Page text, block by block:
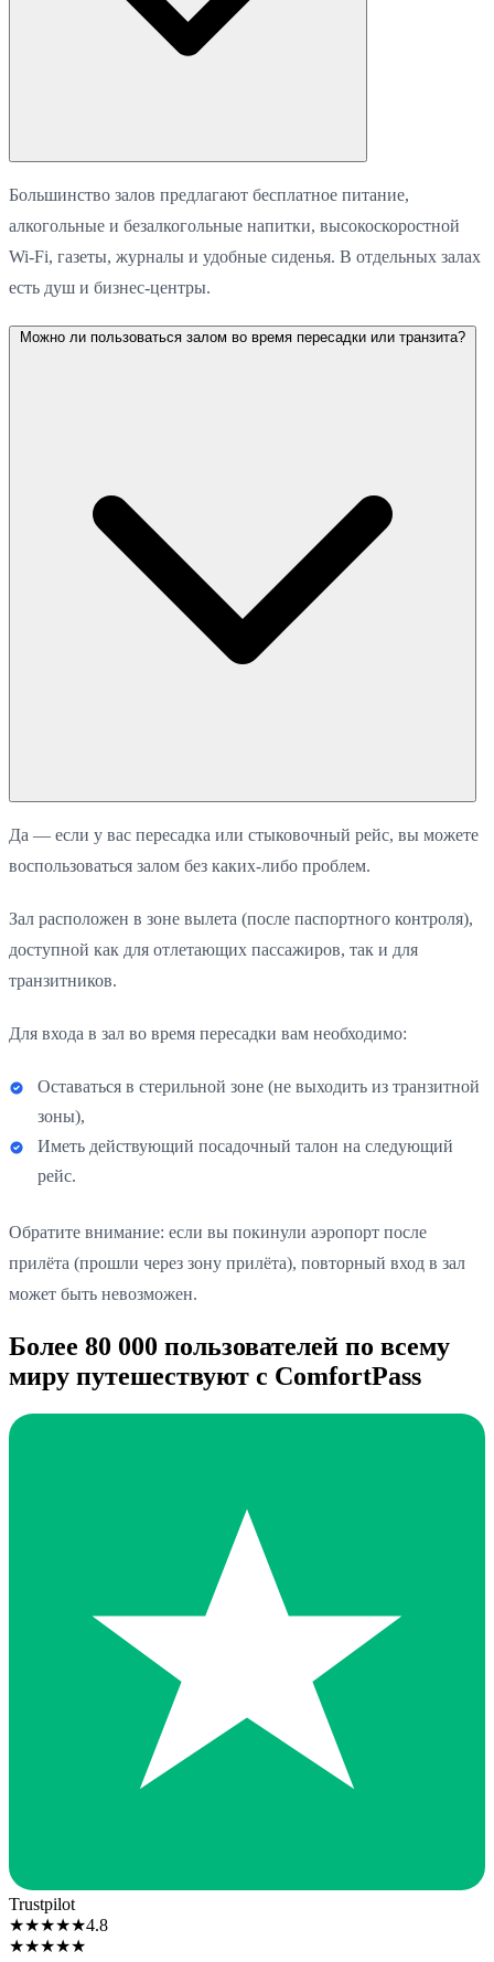
Большинство залов предлагают бесплатное питание,
алкогольные и безалкогольные напитки, высокоскоростной
Wi-Fi, газеты, журналы и удобные сиденья. В отдельных залах
есть душ и бизнес-центры.
Можно ли пользоваться залом во время пересадки или транзита?
Да — если у вас пересадка или стыковочный рейс, вы можете
воспользоваться залом без каких-либо проблем.
Зал расположен в зоне вылета (после паспортного контроля),
доступной как для отлетающих пассажиров, так и для
транзитников.
Для входа в зал во время пересадки вам необходимо:
Оставаться в стерильной зоне (не выходить из транзитной
зоны),
Иметь действующий посадочный талон на следующий
рейс.
Обратите внимание: если вы покинули аэропорт после
прилёта (прошли через зону прилёта), повторный вход в зал
может быть невозможен.
Более 80 000 пользователей по всему
миру путешествуют с ComfortPass
Trustpilot
★★★★★4.8
★★★★★